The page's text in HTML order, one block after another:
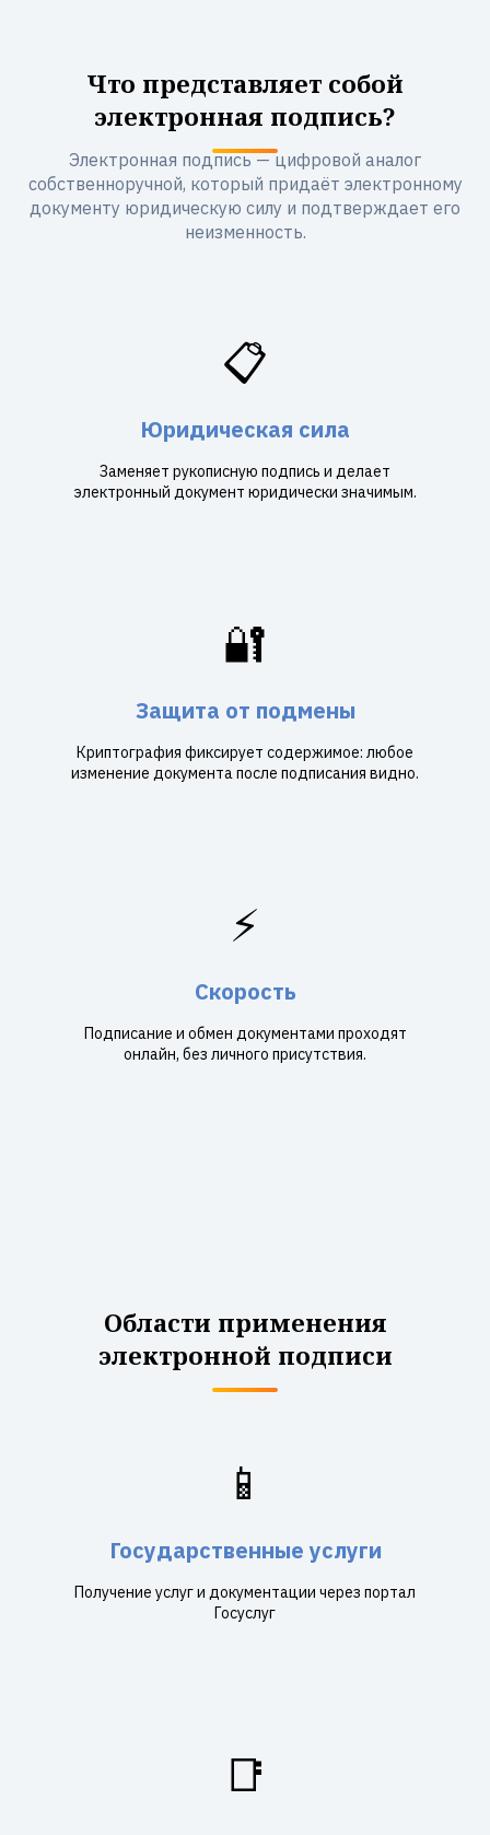
Что представляет собой
электронная подпись?
Электронная подпись — цифровой аналог
собственноручной, который придаёт электронному
документу юридическую силу и подтверждает его
неизменность.
📋
Юридическая сила
Заменяет рукописную подпись и делает
электронный документ юридически значимым.
🔐
Защита от подмены
Криптография фиксирует содержимое: любое
изменение документа после подписания видно.
⚡
Скорость
Подписание и обмен документами проходят
онлайн, без личного присутствия.
Области применения
электронной подписи
📱
Государственные услуги
Получение услуг и документации через портал
Госуслуг
📑